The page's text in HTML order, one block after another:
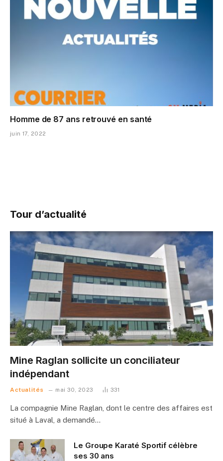
Homme de 87 ans retrouvé en santé
juin 17, 2022
Tour d’actualité
Mine Raglan sollicite un conciliateur
indépendant
Actualités mai 30, 2023 331
La compagnie Mine Raglan, dont le centre des affaires est
situé à Laval, a demandé…
Le Groupe Karaté Sportif célèbre
ses 30 ans